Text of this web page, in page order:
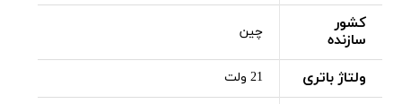
کشور
سازنده
چین
ولتاژ باتری 21 ولت